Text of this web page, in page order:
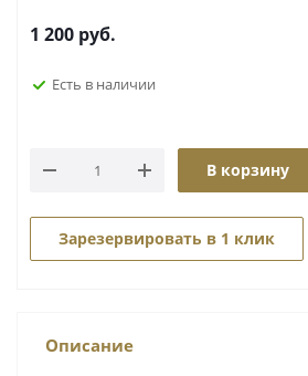
1 200 руб.
Есть в наличии
В корзину
Зарезервировать в 1 клик
Описание